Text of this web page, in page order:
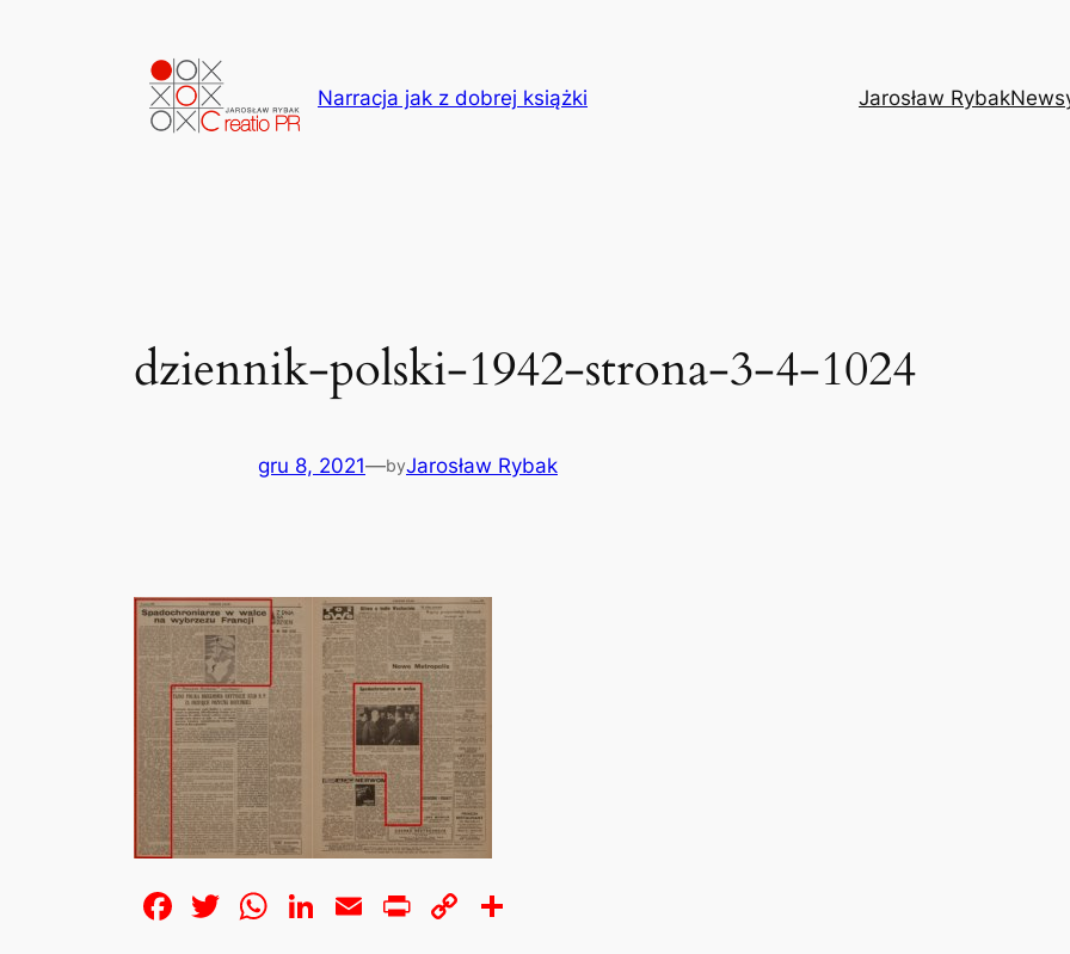
Narracja jak z dobrej książki Jarosław Rybak
dziennik-polski-1942-strona-3-4-1024
gru 8, 2021—byJarosław Rybak
Facebook
Twitter
WhatsApp
LinkedIn
EmailPrintCopy